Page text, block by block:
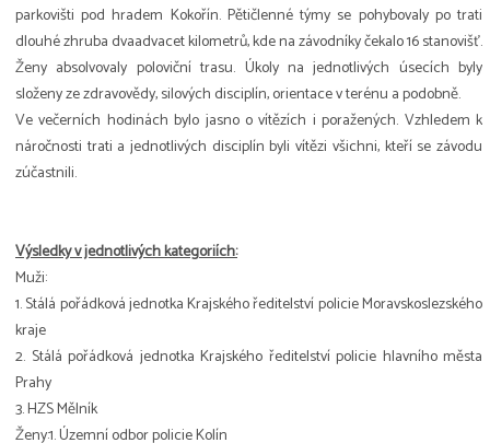
parkovišti pod hradem Kokořín. Pětičlenné týmy se pohybovaly po trati
dlouhé zhruba dvaadvacet kilometrů, kde na závodníky čekalo 16 stanovišť.
Ženy absolvovaly poloviční trasu. Úkoly na jednotlivých úsecích byly
složeny ze zdravovědy, silových disciplín, orientace v terénu a podobně.
Ve večerních hodinách bylo jasno o vítězích i poražených. Vzhledem k
náročnosti trati a jednotlivých disciplín byli vítězi všichni, kteří se závodu
zúčastnili.
Výsledky v jednotlivých kategoriích:
Muži:
1. Stálá pořádková jednotka Krajského ředitelství policie Moravskoslezského
kraje
2. Stálá pořádková jednotka Krajského ředitelství policie hlavního města
Prahy
3. HZS Mělník
Ženy:1. Územní odbor policie Kolín